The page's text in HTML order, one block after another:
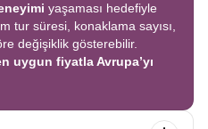
yaşaması hedefiyle
tur süresi, konaklama sayısı,
değişiklik gösterebilir.
uygun fiyatla Avrupa’yı